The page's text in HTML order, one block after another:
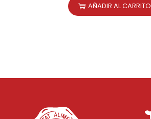
AÑADIR AL CARRITO